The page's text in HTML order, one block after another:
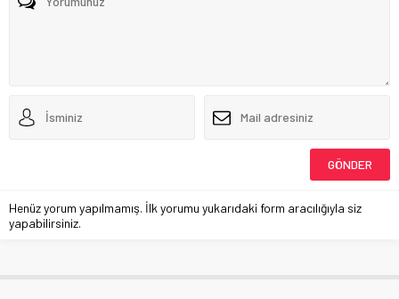
Henüz yorum yapılmamış. İlk yorumu yukarıdaki form aracılığıyla siz
yapabilirsiniz.